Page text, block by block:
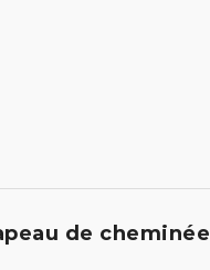
de cheminée